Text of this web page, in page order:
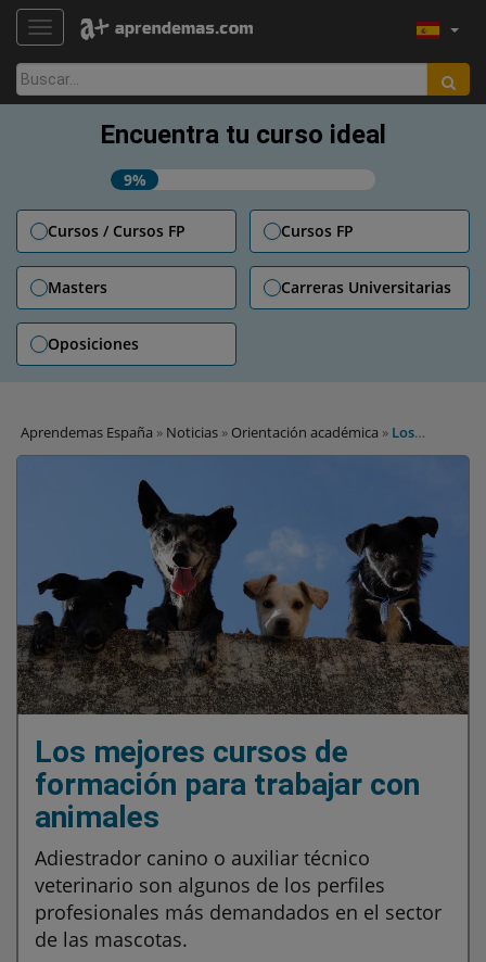
TOGGLE NAVIGATION
Buscar:
Encuentra tu curso ideal
9%
Cursos / Cursos FP Cursos FP
Masters Carreras Universitarias
Oposiciones
Aprendemas España » Noticias » Orientación académica » Los
mejores cursos de formación para trabajar con animales
Los mejores cursos de
formación para trabajar con
animales
Adiestrador canino o auxiliar técnico
veterinario son algunos de los perfiles
profesionales más demandados en el sector
de las mascotas.